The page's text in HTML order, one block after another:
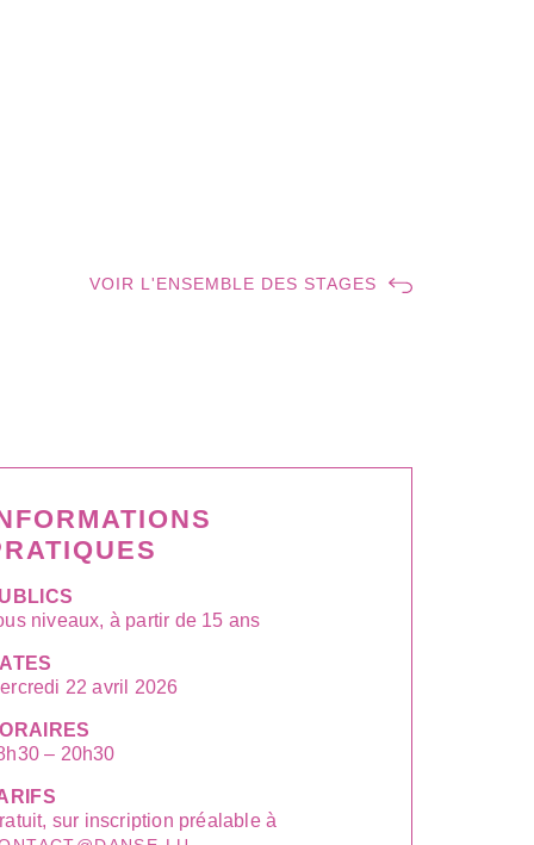
VOIR L'ENSEMBLE DES STAGES
niveaux, à partir de 15 ans
22 avril 2026
– 20h30
sur inscription préalable à